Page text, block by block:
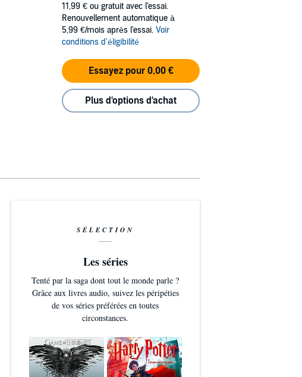
11,99 € ou gratuit avec l'essai.
Renouvellement automatique à
5,99 €/mois après l'essai. Voir
conditions d'éligibilité
Essayez pour 0,00 €
Plus d'options d'achat
SÉLECTION
Les séries
Tenté par la saga dont tout le monde parle ?
Grâce aux livres audio, suivez les péripéties
de vos séries préférées en toutes
circonstances.